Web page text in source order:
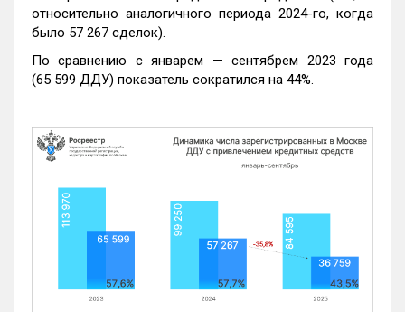
относительно аналогичного периода 2024-го, когда
было 57 267 сделок).
По сравнению с январем — сентябрем 2023 года
(65 599 ДДУ) показатель сократился на 44%.